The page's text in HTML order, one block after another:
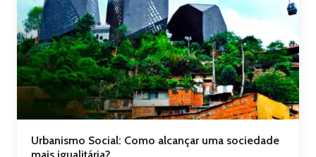
Urbanismo Social: Como alcançar uma sociedade